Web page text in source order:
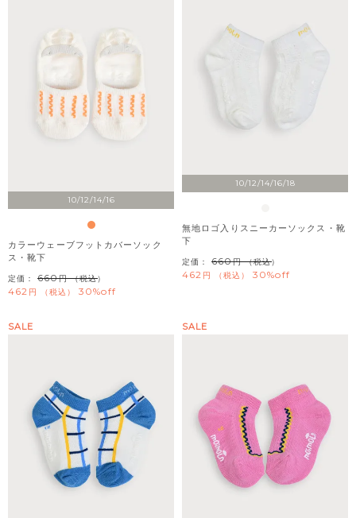
10/12/14/16
カラーウェーブフットカバーソック
ス・靴下
定価： 660 （税込）
462 税込 30%off
10/12/14/16/18
無地ロゴ入りスニーカーソックス・靴
下
定価： 660 （税込）
462 税込 30%off
SALE SALE